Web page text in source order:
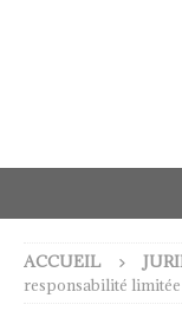
ACCUEIL
responsabilité